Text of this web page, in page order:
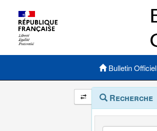
Menu principal
Bulletin Officiel
Navigation
et
outils
annexes
Menu
contextuel
Recherche